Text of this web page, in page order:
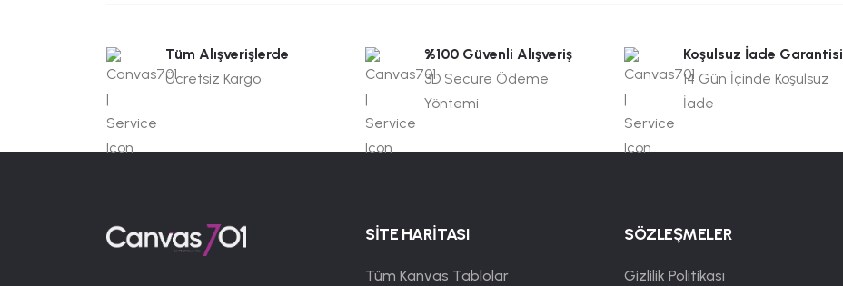
Tüm Alışverişlerde
Ücretsiz Kargo
%100 Güvenli Alışveriş
3D Secure Ödeme
Yöntemi
Koşulsuz İade Garantisi
14 Gün İçinde Koşulsuz
İade
SİTE HARİTASI
Tüm Kanvas Tablolar
SÖZLEŞMELER
Gizlilik Politikası